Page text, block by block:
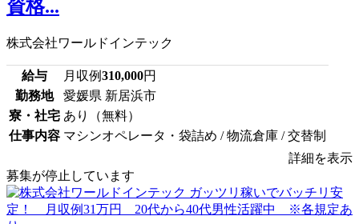
資格...
株式会社ワールドインテック
給与 月収例310,000円
勤務地
愛媛県 新居浜市
寮・社宅 あり（無料）
仕事内容 マシンオペレータ・袋詰め / 物流倉庫 / 交替制
詳細を表示
募集が停止しています